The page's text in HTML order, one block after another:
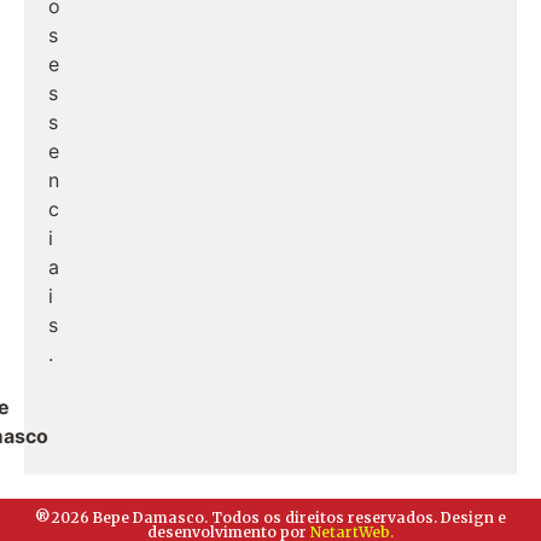
o
s
e
s
s
e
n
c
i
a
i
s
.
®2026 Bepe Damasco. Todos os direitos reservados. Design e
desenvolvimento por NetartWeb.